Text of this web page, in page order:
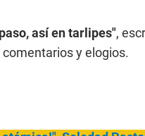
así en tarlipes",
y elogios.